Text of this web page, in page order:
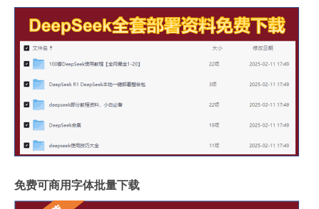
免费可商用字体批量下载